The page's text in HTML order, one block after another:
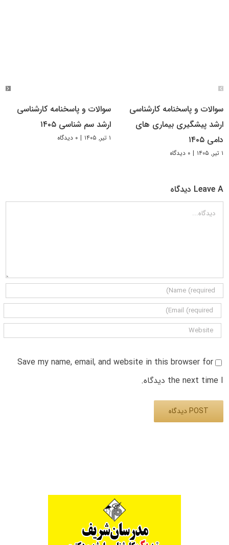
سوالات و پاسخنامه کارشناسی
ارشد پیشگیری بیماری های
دامی ۱۴۰۵
۱ تیر, ۱۴۰۵ | ۰ دیدگاه
سوالات و پاسخنامه کارشناسی
ارشد سم شناسی ۱۴۰۵
۱ تیر, ۱۴۰۵ | ۰ دیدگاه
Leave A دیدگاه
دیدگاه
Save my name, email, and website in this browser for
the next time I دیدگاه.